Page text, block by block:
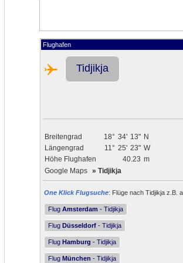
Flughafen
Tidjikja
Breitengrad 18° 34' 13" N
Längengrad
11° 25' 23" W
Höhe Flughafen
40.23 m
Google Maps » Tidjikja
One Klick Flugsuche: Flüge nach Tidjikja z.B.
Flug Amsterdam - Tidjikja
Flug Düsseldorf - Tidjikja
Flug Hamburg - Tidjikja
Flug München - Tidjikja